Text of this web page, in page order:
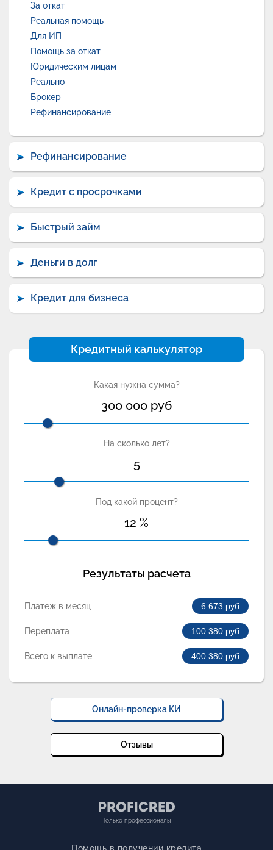
За откат
Реальная помощь
Для ИП
Помощь за откат
Юридическим лицам
Реально
Брокер
Рефинансирование
Рефинансирование
Кредит с просрочками
Быстрый займ
Деньги в долг
Кредит для бизнеса
Кредитный калькулятор
Какая нужна сумма?
300 000 руб
На сколько лет?
5
Под какой процент?
12 %
Результаты расчета
Платеж в месяц 6 673 руб
Переплата 100 380 руб
Всего к выплате 400 380 руб
Онлайн-проверка КИ
Отзывы
Только профессионалы